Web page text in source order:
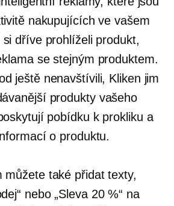
nakupujících ve vašem
dříve prohlíželi produkt,
se stejným produktem.
ještě nenavštívili, Kliken jim
produkty vašeho
pobídku k prokliku a
o produktu.
můžete také přidat texty,
nebo „Sleva 20 %“ na